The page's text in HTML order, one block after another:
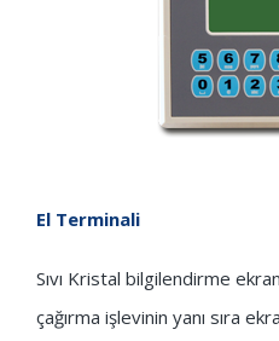
El Terminali
Sıvı Kristal bilgilendirme
çağırma işlevinin yanı sıra